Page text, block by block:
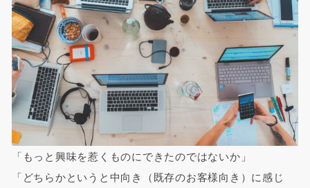
「もっと興味を惹くものにできたのではないか」
「どちらかというと中向き（既存のお客様向き）に感じ